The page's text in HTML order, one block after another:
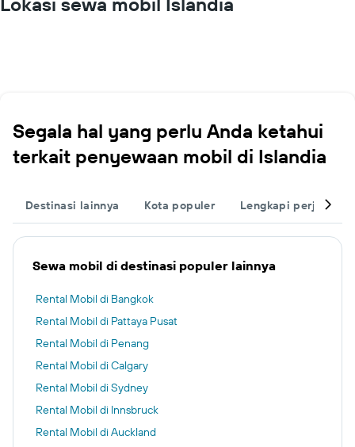
Segala hal yang perlu Anda ketahui
terkait penyewaan mobil di Islandia
Destinasi lainnya Kota populer Lengkapi
Sewa mobil di destinasi populer lainnya
Rental Mobil di Bangkok
Rental Mobil di Pattaya Pusat
Rental Mobil di Penang
Rental Mobil di Calgary
Rental Mobil di Sydney
Rental Mobil di Innsbruck
Rental Mobil di Auckland